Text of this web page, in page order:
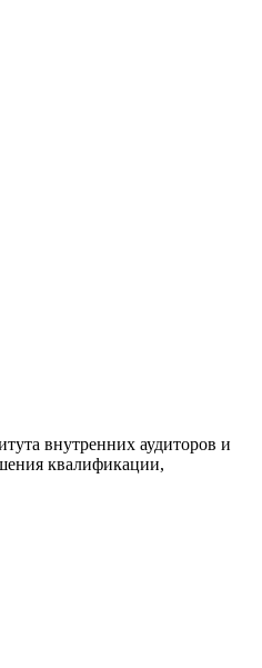
внутренних аудиторов и
квалификации,